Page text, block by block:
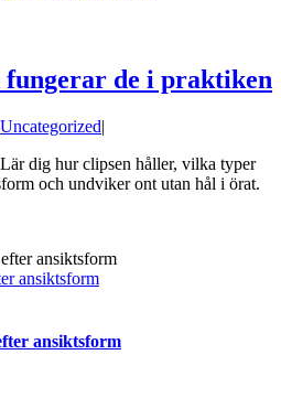
fungerar de i praktiken
Uncategorized|
dig hur clipsen håller, vilka typer
och undviker ont utan hål i örat.
ansiktsform
ansiktsform